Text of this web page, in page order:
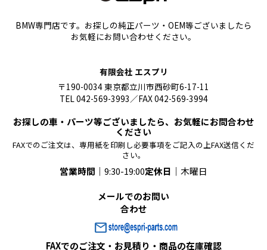
BMW専門店です。お探しの純正パーツ・OEM等ございましたら
お気軽にお問い合わせください。
有限会社 エスプリ
〒190-0034 東京都立川市西砂町6-17-11
TEL 042-569-3993／FAX 042-569-3994
お探しの車・パーツ等ございましたら、お気軽にお問合わせ
ください
FAXでのご注文は、専用紙を印刷し必要事項をご記入の上FAX送信くだ
さい。
営業時間｜ 9:30-19:00定休日｜ 木曜日
メールでのお問い
合わせ
mail
FAXでのご注文・お見積り・商品の在庫確認